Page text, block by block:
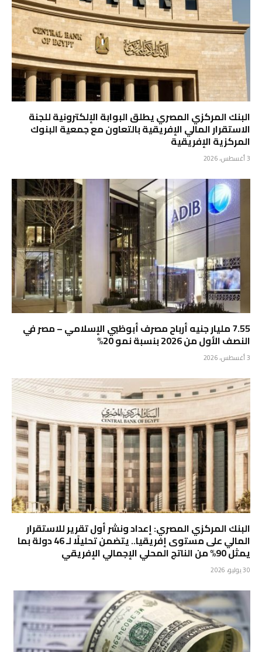
البنك المركزي المصري يطلق البوابة الإلكترونية للجنة
الاستقرار المالي الإفريقية بالتعاون مع جمعية البنوك
المركزية الإفريقية
3 أغسطس، 2026
7.55 مليار جنيه أرباح مصرف أبوظبي الإسلامي – مصر في
النصف الأول من 2026 بنسبة نمو 20%
3 أغسطس، 2026
البنك المركزي المصري: إعداد ونشر أول تقرير للاستقرار
المالي على مستوى إفريقيا.. يتضمن تحليلًا لـ 46 دولة بما
يمثل 90% من الناتج المحلي الإجمالي الإفريقي
30 يوليو، 2026